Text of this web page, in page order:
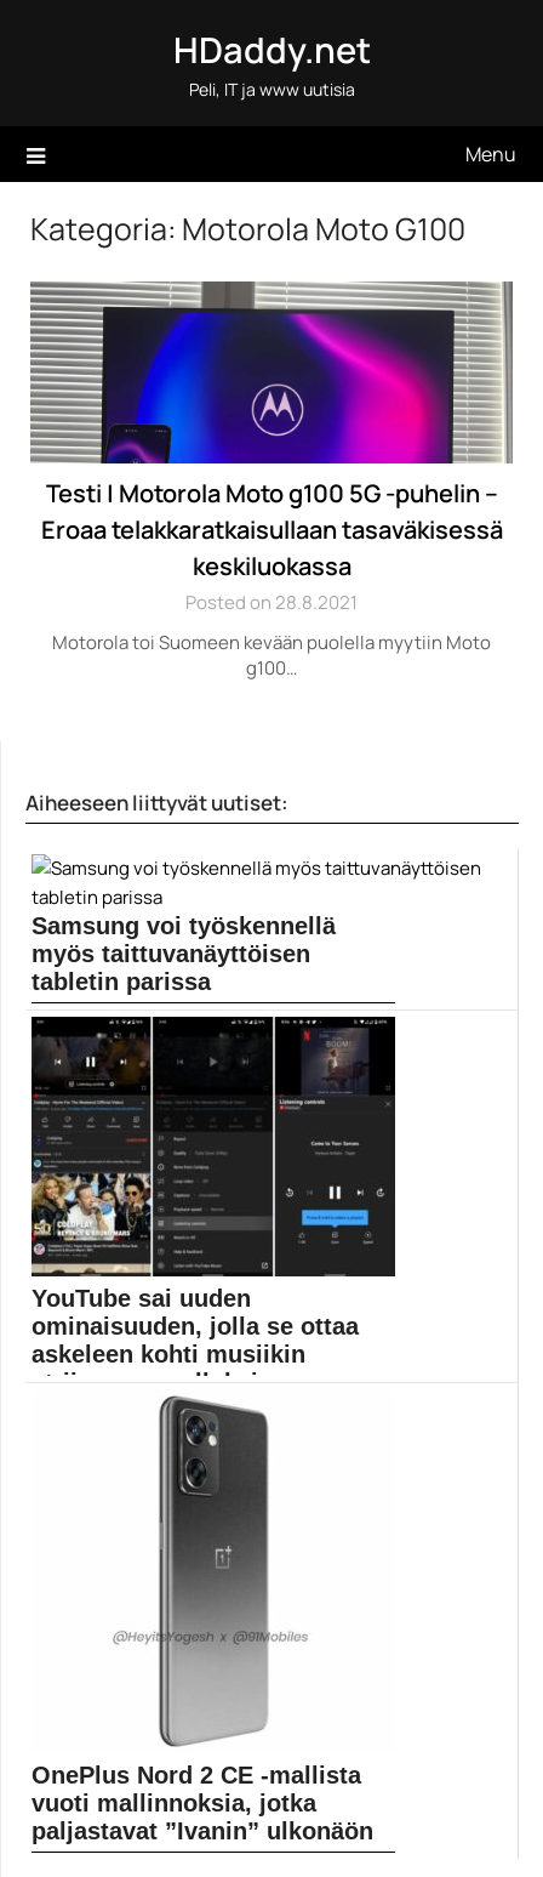
HDaddy.net
Peli, IT ja www uutisia
Menu
Kategoria: Motorola Moto G100
Testi | Motorola Moto g100 5G -puhelin –
Eroaa telakkaratkaisullaan tasaväkisessä
keskiluokassa
Posted on 28.8.2021
Motorola toi Suomeen kevään puolella myytiin Moto
g100…
Aiheeseen liittyvät uutiset:
Samsung voi työskennellä
myös taittuvanäyttöisen
tabletin parissa
Samsung on jo ehtinyt kunnostautua taittuvan laitteen
myyntiin...
Mobiili
YouTube sai uuden
ominaisuuden, jolla se ottaa
askeleen kohti musiikin
striimaussovelluksia
YouTuben mobiilisovellukseen on lisätty sekä iOS- että
OnePlus Nord 2 CE -mallista
vuoti mallinnoksia, jotka
paljastavat ”Ivanin” ulkonäön